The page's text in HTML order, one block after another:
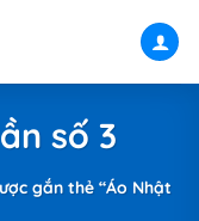
số 3
gắn thẻ “Áo Nhật